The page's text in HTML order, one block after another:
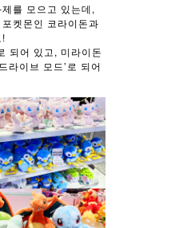
를 모으고 있는데,
켓몬인 코라이돈과
되어 있고, 미라이돈
라이브 모드’로 되어